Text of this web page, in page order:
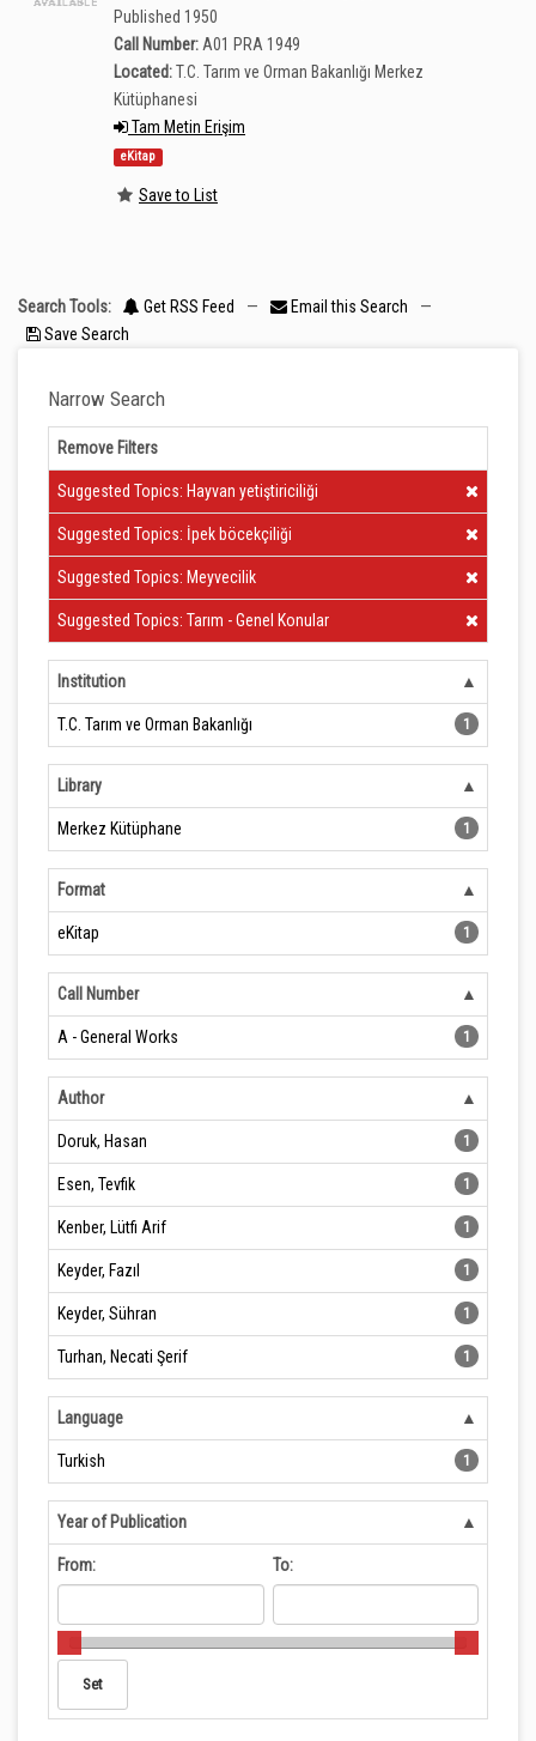
Published 1950
Call Number: A01 PRA 1949
Located:T.C. Tarım ve Orman Bakanlığı Merkez
Kütüphanesi
Tam Metin Erişim
eKitap
Save to List
Search Tools: Get RSS Feed — Email this Search
—
Save Search
Narrow Search
Remove Filters
Clear Filter
Suggested Topics: Hayvan yetiştiriciliği
Clear Filter
Suggested Topics: İpek böcekçiliği
Clear Filter
Suggested Topics: Meyvecilik
Clear Filter
Suggested Topics: Tarım - Genel Konular
Institution
T.C. Tarım ve Orman Bakanlığı 1
Library
Merkez Kütüphane 1
Format
eKitap 1
Call Number
A - General Works 1
Author
Doruk, Hasan 1
Esen, Tevfik 1
Kenber, Lütfi Arif 1
Keyder, Fazıl 1
Keyder, Sühran 1
Turhan, Necati Şerif 1
Language
Turkish 1
Year of Publication
From: To: